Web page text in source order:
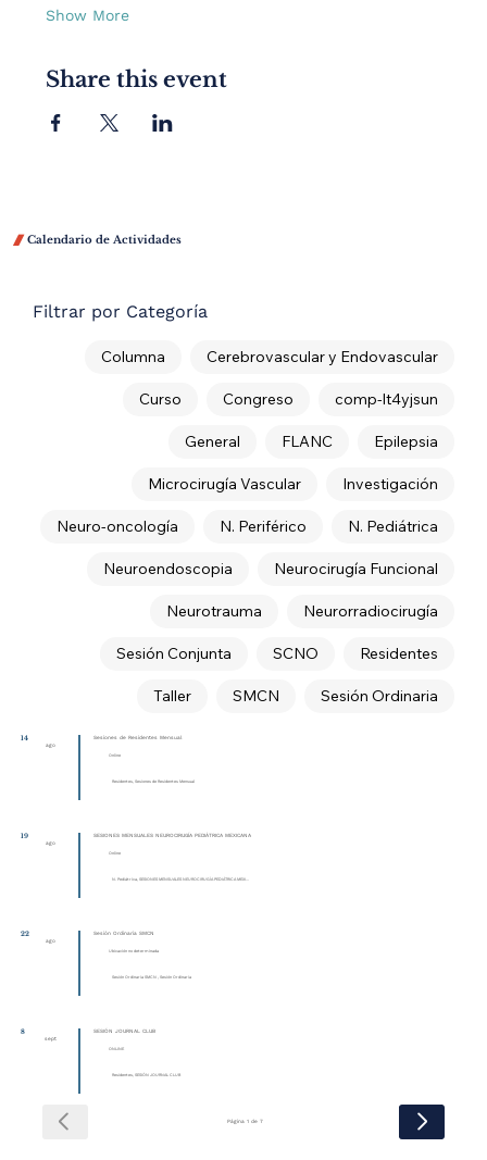
Filtrar por Categoría
Cerebrovascular y Endovascular
Columna
comp-lt4yjsun
Congreso
Curso
Epilepsia
FLANC
General
Investigación
Microcirugía Vascular
N. Pediátrica
N. Periférico
Neuro-oncología
Neurocirugía Funcional
Neuroendoscopia
Neurorradiocirugía
Neurotrauma
Residentes
SCNO
Sesión Conjunta
Sesión Ordinaria
SMCN
Taller
14
ago
Sesiones de Residentes Mensual
Online
Residentes, Sesiones de Residentes Mensual
19
ago
SESIONES MENSUALES NEUROCIRUGÍA PEDIÁTRICA MEXICANA
Online
N. Pediátrica, SESIONES MENSUALES NEUROCIRUGÍA PEDIÁTRICA MEXI...
22
ago
Sesión Ordinaria SMCN
Ubicación no determinada
Sesión Ordinaria SMCN , Sesión Ordinaria
8
sept
SESIÓN JOURNAL CLUB
ONLINE
Residentes, SESIÓN JOURNAL CLUB
Página 1 de 7
 Calendario de Actividades
Show More
Share this event